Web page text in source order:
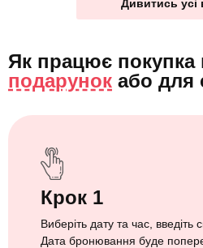
Дивитись усі
Як працює покупка
подарунок або для
Крок 1
Виберіть дату та час, введіть
Дата бронювання буде